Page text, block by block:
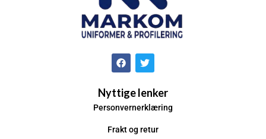
Nyttige lenker
Personvernerklæring
Frakt og retur